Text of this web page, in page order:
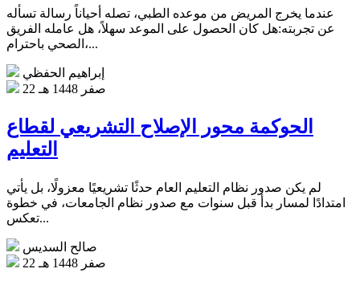
عندما يخرج المريض من موعده الطبي، تصله أحياناً رسالة تسأله
عن تجربته:هل كان الحصول على الموعد سهلاً، هل عامله الفريق
الصحي باحترام،...
إبراهيم الحفظي
22 صفر 1448 هـ
الحوكمة محور الإصلاح التشريعي لقطاع
التعليم
لم يكن صدور نظام التعليم العام حدثًا تشريعيًا معزولًا، بل يأتي
امتدادًا لمسار بدأ قبل سنوات مع صدور نظام الجامعات، في خطوة
تعكس...
صالح السديس
22 صفر 1448 هـ